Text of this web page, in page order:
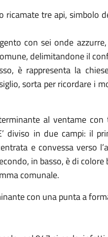
ricamate tre api, simbolo
con sei onde
delimitandone il
è rappresenta la
sorta per ricordare i
al ventame con
diviso in due campi: il
e convessa verso
in basso, è di colore
comunale.
con una punta a